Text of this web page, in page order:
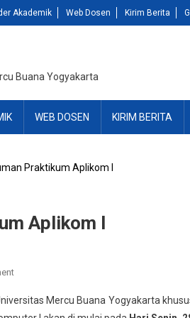
Akademik Web Dosen Kirim Berita
Buana Yogyakarta
WEB DOSEN KIRIM BERITA
Praktikum Aplikom I
Aplikom I
On
PraktikumMercu Buana Yogyakarta